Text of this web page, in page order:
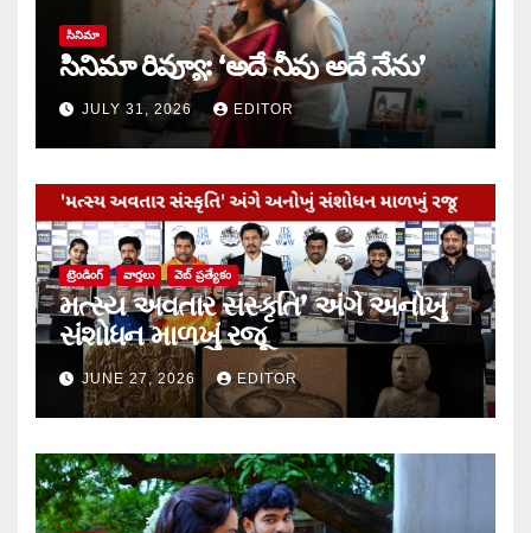
సినిమా
సినిమా రివ్యూ: ‘అదే నీవు అదే నేను’
JULY 31, 2026 EDITOR
ట్రెండింగ్ వార్త‌లు వెబ్ ప్రత్యేకం
મત્સ્ય અવતાર સંસ્કૃતિ’ અંગે અનોખું
સંશોધન માળખું રજૂ
JUNE 27, 2026 EDITOR